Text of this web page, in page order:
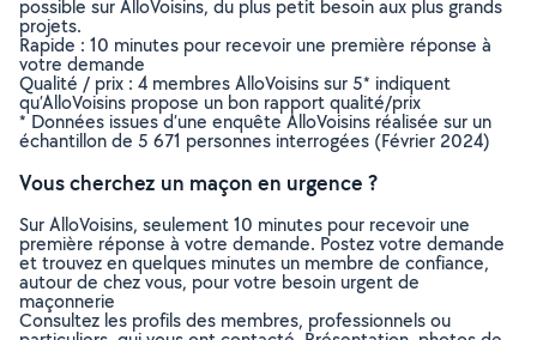
possible sur AlloVoisins, du plus petit besoin aux plus grands
projets.
Rapide : 10 minutes pour recevoir une première réponse à
votre demande
Qualité / prix : 4 membres AlloVoisins sur 5* indiquent
qu’AlloVoisins propose un bon rapport qualité/prix
* Données issues d’une enquête AlloVoisins réalisée sur un
échantillon de 5 671 personnes interrogées (Février 2024)
Vous cherchez un maçon en urgence ?
Sur AlloVoisins, seulement 10 minutes pour recevoir une
première réponse à votre demande. Postez votre demande
et trouvez en quelques minutes un membre de confiance,
autour de chez vous, pour votre besoin urgent de
maçonnerie
Consultez les profils des membres, professionnels ou